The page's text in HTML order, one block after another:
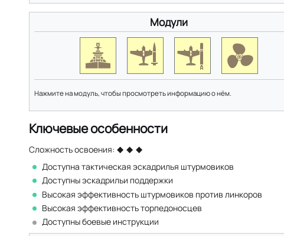
Модули
Нажмите на модуль, чтобы просмотреть информацию о нём.
Ключевые особенности
Сложность освоения:
Доступна тактическая эскадрилья штурмовиков
Доступны эскадрильи поддержки
Высокая эффективность штурмовиков против линкоров
Высокая эффективность торпедоносцев
Доступны боевые инструкции